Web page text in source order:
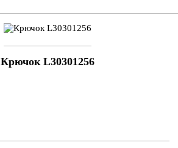
Крючок L30301256